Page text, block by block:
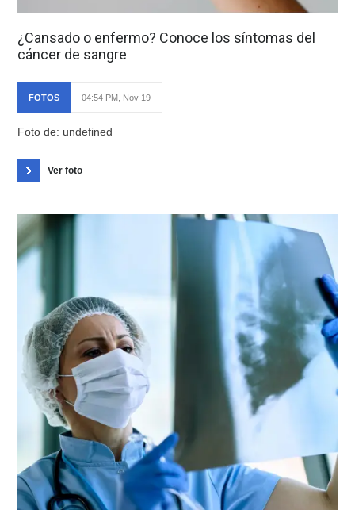
¿Cansado o enfermo? Conoce los síntomas del
cáncer de sangre
FOTOS 04:54 PM, Nov 19
Foto de: undefined
Ver foto